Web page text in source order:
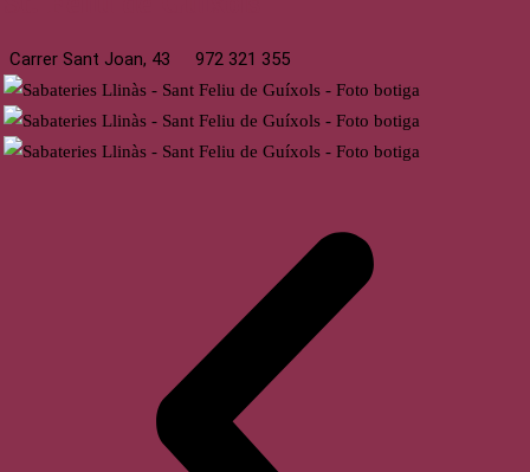
Carrer Sant Joan, 43 972 321 355